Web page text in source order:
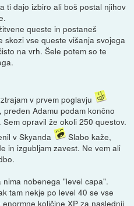
ti dajo izbiro ali boš postal njihov
queste in postaneš
skozi vse queste višanja svojega
na vrh. Šele potem so te
v prvem poglavju
Adamu podam končno
opravil že okoli 250 questov.
v Skyanda
Slabo kaže,
in izgubljam zavest. Ne vem ali
nobenega "level capa".
tam nekje po level 40 se vse
količine XP za naslednji